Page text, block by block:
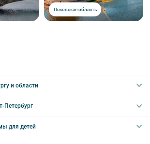
Псковская область
и области
Интерьерные
Петербург
для детей